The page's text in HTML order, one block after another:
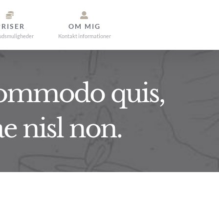
OM MIG
Kontakt informationer
quis,
nisl non.